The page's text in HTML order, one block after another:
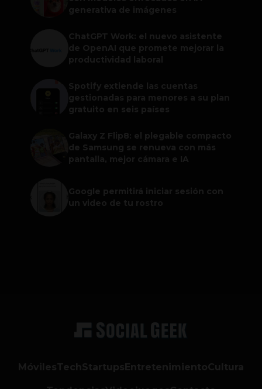
generativa de imágenes
ChatGPT Work: el nuevo asistente
de OpenAI que promete mejorar la
productividad laboral
Spotify extiende las cuentas
gestionadas para menores a su plan
gratuito en seis países
Galaxy Z Flip8: el plegable compacto
de Samsung se renueva con más
pantalla, mejor cámara e IA
Google permitirá iniciar sesión con
un video de tu rostro